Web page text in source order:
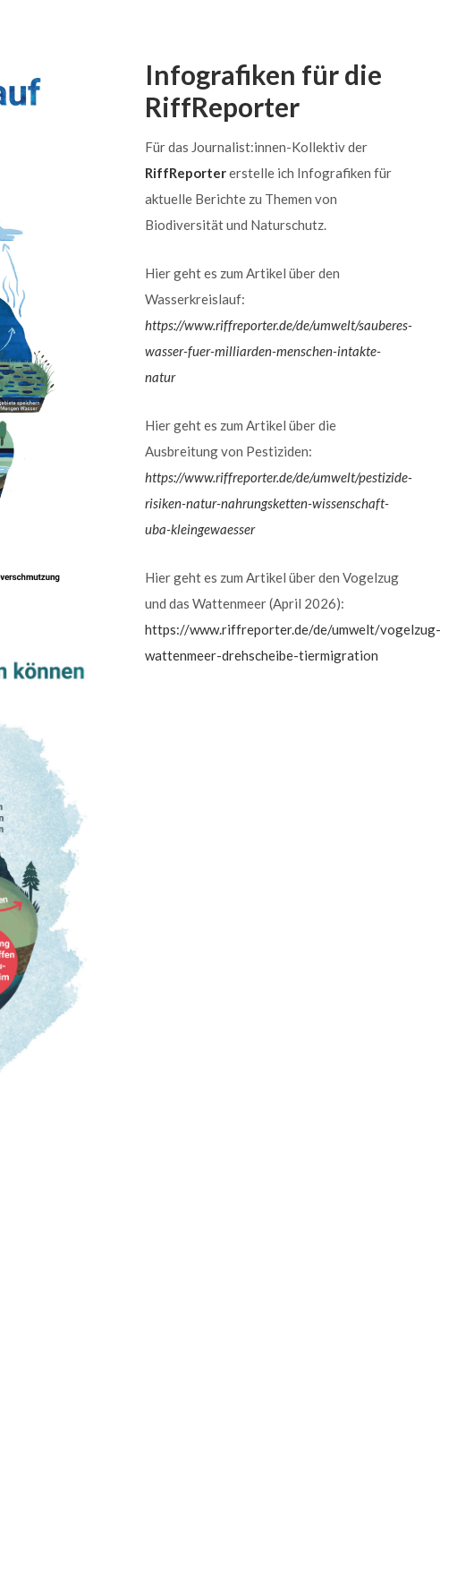
Infografiken für die
RiffReporter
Für das Journalist:innen-Kollektiv der
RiffReportererstelle ich Infografiken für
aktuelle Berichte zu Themen von
Biodiversität und Naturschutz.
Hier geht es zum Artikel über den
Wasserkreislauf:
https://www.riffreporter.de/de/umwelt/sauberes-
wasser-fuer-milliarden-menschen-intakte-
natur
Hier geht es zum Artikel über die
Ausbreitung von Pestiziden:
https://www.riffreporter.de/de/umwelt/pestizide-
risiken-natur-nahrungsketten-wissenschaft-
uba-kleingewaesser
Hier geht es zum Artikel über den Vogelzug
und das Wattenmeer (April 2026):
https://www.riffreporter.de/de/umwelt/vogelzug-
wattenmeer-drehscheibe-tiermigration